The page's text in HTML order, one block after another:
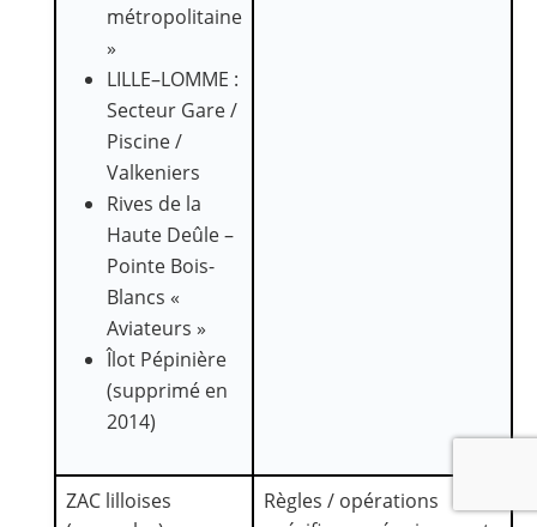
métropolitaine
»
LILLE–LOMME :
Secteur Gare /
Piscine /
Valkeniers
Rives de la
Haute Deûle –
Pointe Bois-
Blancs «
Aviateurs »
Îlot Pépinière
(supprimé en
2014)
ZAC lilloises
Règles / opérations